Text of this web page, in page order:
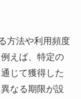
方法や利用頻度
えば、特定の
じて獲得した
なる期限が設